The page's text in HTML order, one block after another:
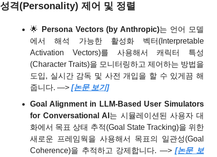
성격(Personality) 제어 및 정렬
🌟 Persona Vectors (by Anthropic)는 언어 모델
에서 해석 가능한 활성화 벡터(Interpretable
Activation Vectors)를 사용해서 캐릭터 특성
(Character Traits)을 모니터링하고 제어하는 방법을
도입, 실시간 감독 및 사전 개입을 할 수 있게끔 해
줍니다. —> [논문 보기]
Goal Alignment in LLM-Based User Simulators
for Conversational AI 는 시뮬레이션된 사용자 대
화에서 목표 상태 추적(Goal State Tracking)을 위한
새로운 프레임웍을 사용해서 목표의 일관성(Goal
Coherence)을 추적하고 강제합니다. —> [논문 보